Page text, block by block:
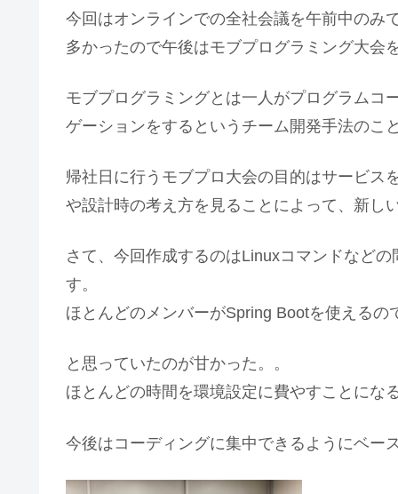
今回はオンラインでの全社会議を午前中のみ
多かったので午後はモブプログラミング大会
モブプログラミングとは一人がプログラムコ
ゲーションをするというチーム開発手法のこ
帰社日に行うモブプロ大会の目的はサービス
や設計時の考え方を見ることによって、新し
さて、今回作成するのはLinuxコマンドなど
す。
ほとんどのメンバーがSpring Bootを使える
と思っていたのが甘かった。。
ほとんどの時間を環境設定に費やすことにな
今後はコーディングに集中できるようにベー